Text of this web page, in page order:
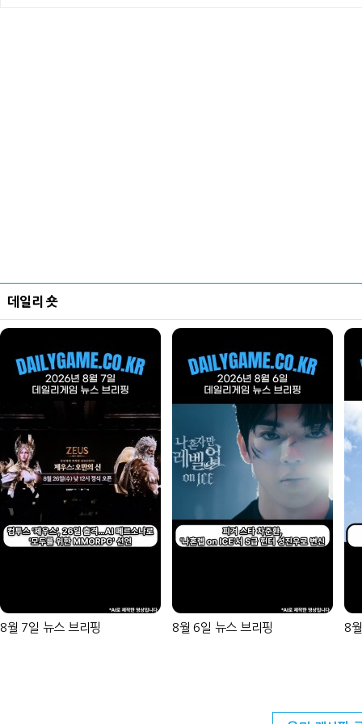
데일리 숏
8월 7일 뉴스 브리핑 8월 6일 뉴스 브리핑 8